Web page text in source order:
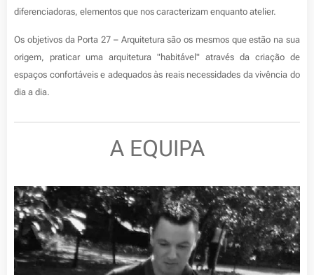
diferenciadoras, elementos que nos caracterizam enquanto atelier.
Os objetivos da Porta 27 – Arquitetura são os mesmos que estão na sua
origem, praticar uma arquitetura "habitável" através da criação de
espaços confortáveis e adequados às reais necessidades da vivência do
dia a dia.
A EQUIPA